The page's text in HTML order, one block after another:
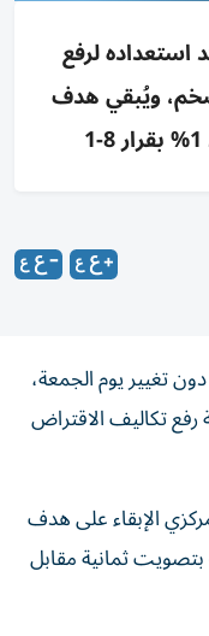
استعداده لرفع
ويُبقي هدف
تغيير ‌يوم الجمعة،
تكاليف الاقتراض
الإبقاء ⁠على هدف
‌ثمانية مقابل